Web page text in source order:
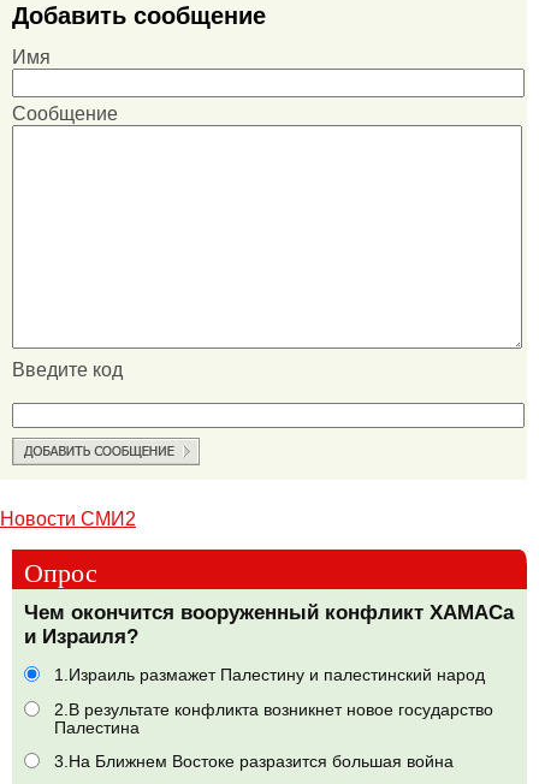
Добавить сообщение
Имя
Сообщение
Введите код
Новости СМИ2
Опрос
Чем окончится вооруженный конфликт ХАМАСа
и Израиля?
1.Израиль размажет Палестину и палестинский народ
2.В результате конфликта возникнет новое государство
Палестина
3.На Ближнем Востоке разразится большая война